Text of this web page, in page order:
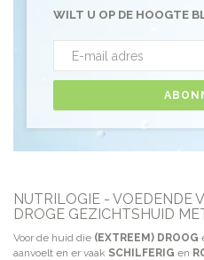
WILT U OP DE HOOGTE
NUTRILOGIE - VOEDENDE
DROGE GEZICHTSHUID
Voor de huid die (EXTREEM) DROOG
aanvoelt en er vaak SCHILFERIG en